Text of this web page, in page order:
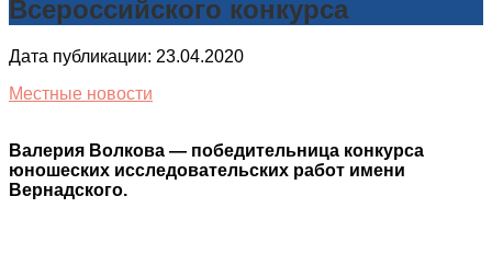
Всероссийского конкурса
Дата публикации: 23.04.2020
Местные новости
Валерия Волкова — победительница конкурса
юношеских исследовательских работ имени
Вернадского.